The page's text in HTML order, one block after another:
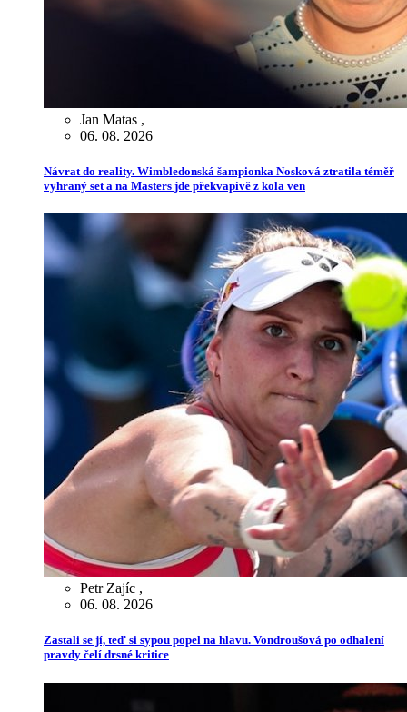
Jan Matas ,
06. 08. 2026
Návrat do reality. Wimbledonská šampionka Nosková ztratila téměř
vyhraný set a na Masters jde překvapivě z kola ven
Petr Zajíc ,
06. 08. 2026
Zastali se jí, teď si sypou popel na hlavu. Vondroušová po odhalení
pravdy čelí drsné kritice